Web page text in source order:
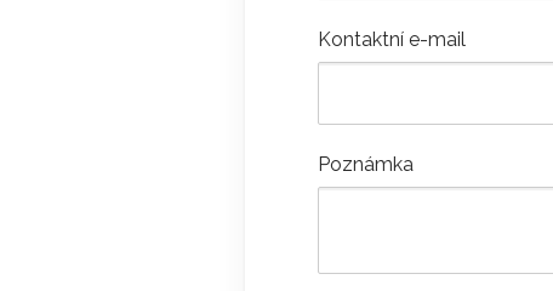
Kontaktní e-mail
Poznámka